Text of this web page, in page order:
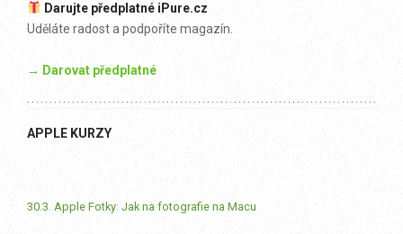
Darujte předplatné iPure.cz
Uděláte radost a podpoříte magazín.
→ Darovat předplatné
APPLE KURZY
30.3. Apple Fotky: Jak na fotografie na Macu